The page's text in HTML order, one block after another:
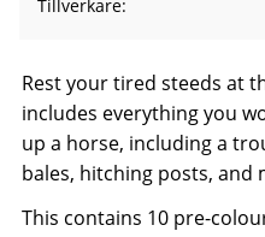
Tillverkare
Rest your tired steeds at
includes everything you
up a horse, including a
bales, hitching posts, and
This contains 10 pre-